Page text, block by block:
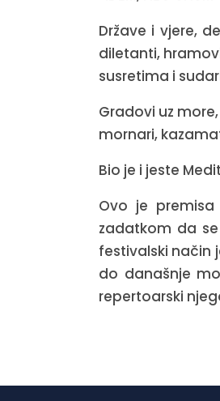
Države i vjere,
diletanti,
susretima i
Gradovi uz
mornari,
Bio je i jeste
Ovo je
zadatkom da
festivalski način
do današnje
repertoarski